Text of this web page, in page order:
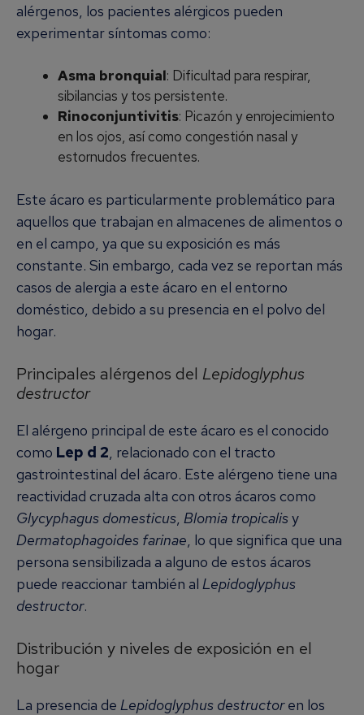
alérgenos, los pacientes alérgicos pueden
experimentar síntomas como:
Asma bronquial: Dificultad para respirar,
sibilancias y tos persistente.
Rinoconjuntivitis: Picazón y enrojecimiento
en los ojos, así como congestión nasal y
estornudos frecuentes.
Este ácaro es particularmente problemático para
aquellos que trabajan en almacenes de alimentos o
en el campo, ya que su exposición es más
constante. Sin embargo, cada vez se reportan más
casos de alergia a este ácaro en el entorno
doméstico, debido a su presencia en el polvo del
hogar.
Principales alérgenos del Lepidoglyphus
destructor
El alérgeno principal de este ácaro es el conocido
como Lep d 2, relacionado con el tracto
gastrointestinal del ácaro. Este alérgeno tiene una
reactividad cruzada alta con otros ácaros como
Glycyphagus domesticus, Blomia tropicalisy
Dermatophagoides farinae, lo que significa que una
persona sensibilizada a alguno de estos ácaros
puede reaccionar también al Lepidoglyphus
destructor.
Distribución y niveles de exposición en el
hogar
La presencia de Lepidoglyphus destructoren los